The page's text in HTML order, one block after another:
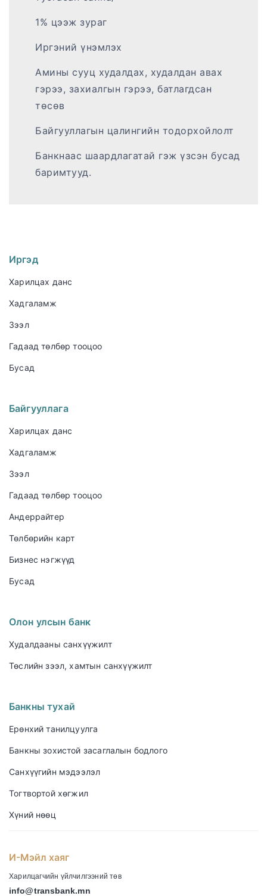
1% цээж зураг
Иргэний үнэмлэх
Амины сууц худалдах, худалдан авах
гэрээ, захиалгын гэрээ, батлагдсан
төсөв
Байгууллагын цалингийн тодорхойлолт
Банкнаас шаардлагатай гэж үзсэн бусад
баримтууд.
Иргэд
Харилцах данс
Хадгаламж
Зээл
Гадаад төлбөр тооцоо
Бусад
Байгууллага
Харилцах данс
Хадгаламж
Зээл
Гадаад төлбөр тооцоо
Андеррайтер
Төлбөрийн карт
Бизнес нэгжүүд
Бусад
Олон улсын банк
Худалдааны санхүүжилт
Төслийн зээл, хамтын санхүүжилт
Банкны тухай
Ерөнхий танилцуулга
Банкны зохистой засаглалын бодлого
Санхүүгийн мэдээлэл
Тогтвортой хөгжил
Хүний нөөц
И-Мэйл хаяг
Харилцагчийн үйлчилгээний төв
info@transbank.mn